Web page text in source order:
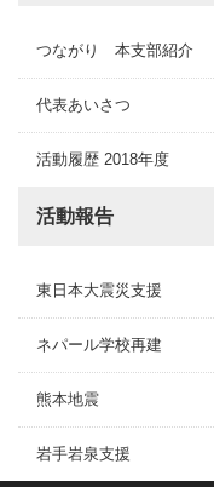
つながり 本支部紹介
代表あいさつ
活動履歴 2018年度
活動報告
東日本大震災支援
ネパール学校再建
熊本地震
岩手岩泉支援